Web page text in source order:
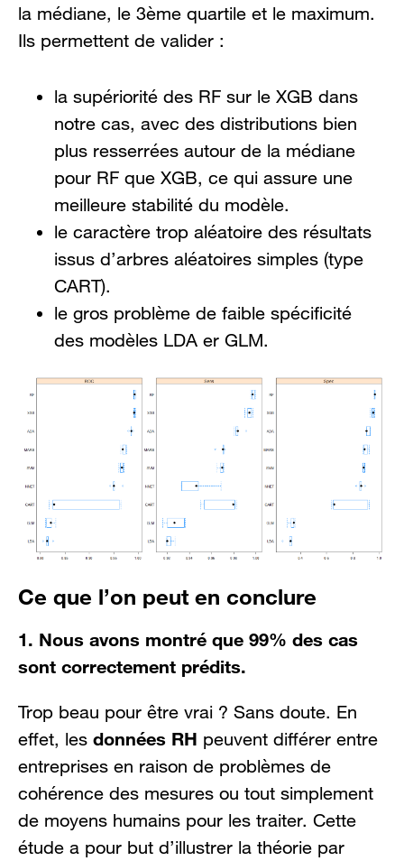
la médiane, le 3ème quartile et le maximum.
Ils permettent de valider :
la supériorité des RF sur le XGB dans
notre cas, avec des distributions bien
plus resserrées autour de la médiane
pour RF que XGB, ce qui assure une
meilleure stabilité du modèle.
le caractère trop aléatoire des résultats
issus d’arbres aléatoires simples (type
CART).
le gros problème de faible spécificité
des modèles LDA er GLM.
Ce que l’on peut en conclure
1. Nous avons montré que 99% des cas
sont correctement prédits.
Trop beau pour être vrai ? Sans doute. En
effet, les données RH peuvent différer entre
entreprises en raison de problèmes de
cohérence des mesures ou tout simplement
de moyens humains pour les traiter. Cette
étude a pour but d’illustrer la théorie par